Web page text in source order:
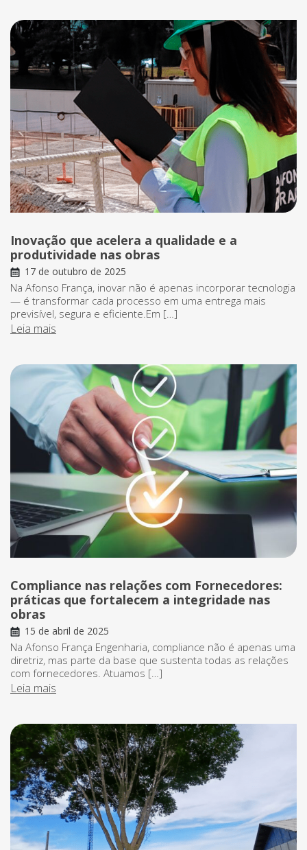
Inovação que acelera a qualidade e a
produtividade nas obras
17 de outubro de 2025
Na Afonso França, inovar não é apenas incorporar tecnologia
— é transformar cada processo em uma entrega mais
previsível, segura e eficiente.Em […]
Leia mais
Compliance nas relações com Fornecedores:
práticas que fortalecem a integridade nas
obras
15 de abril de 2025
Na Afonso França Engenharia, compliance não é apenas uma
diretriz, mas parte da base que sustenta todas as relações
com fornecedores. Atuamos […]
Leia mais